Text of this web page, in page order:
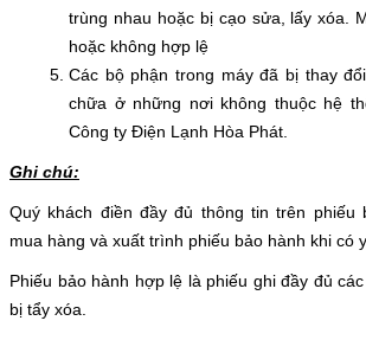
trùng nhau hoặc bị cạo sửa, lấy xóa.
hoặc không hợp lệ
Các bộ phận trong máy đã bị thay
chữa ở những nơi không thuộc hệ
Công ty Điện Lạnh Hòa Phát.
Ghi chú:
Quý khách điền đầy đủ thông tin trên phiếu
mua hàng và xuất trình phiếu bảo hành khi có
Phiếu bảo hành hợp lệ là phiếu ghi đầy đủ
bị tẩy xóa.